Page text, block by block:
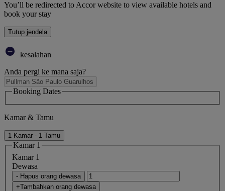
You’ll be redirected to Accor website to view available hotels and
book your stay
Tutup jendela
kesalahan
Anda pergi ke mana saja?
Booking Dates
Kamar & Tamu
1 Kamar - 1 Tamu
Kamar 1
Kamar 1
Dewasa
- Hapus orang dewasa
+Tambahkan orang dewasa